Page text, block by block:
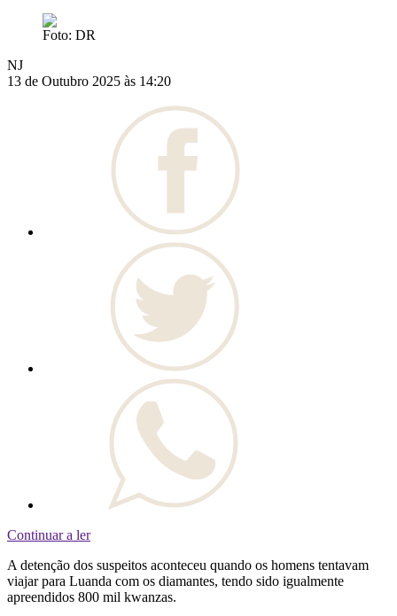
Foto: DR
NJ
13 de Outubro 2025 às 14:20
Continuar a ler
A detenção dos suspeitos aconteceu quando os homens tentavam
viajar para Luanda com os diamantes, tendo sido igualmente
apreendidos 800 mil kwanzas.